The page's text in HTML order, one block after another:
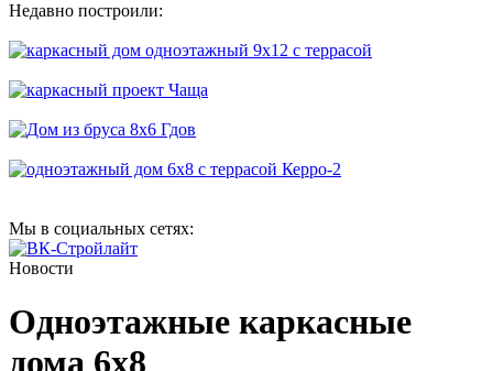
Недавно построили:
Мы в социальных сетях:
Новости
Одноэтажные каркасные
дома 6х8